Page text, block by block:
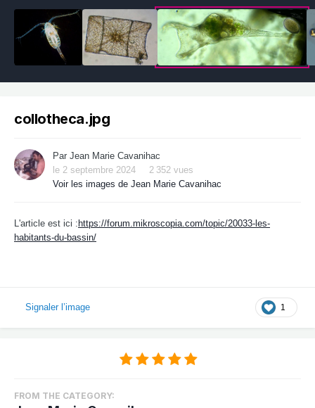
collotheca.jpg
Par Jean Marie Cavanihac
le 2 septembre 2024
2 352 vues
Voir les images de Jean Marie Cavanihac
L'article est ici :https://forum.mikroscopia.com/topic/20033-les-
habitants-du-bassin/
1
Signaler l’image
FROM THE CATEGORY: